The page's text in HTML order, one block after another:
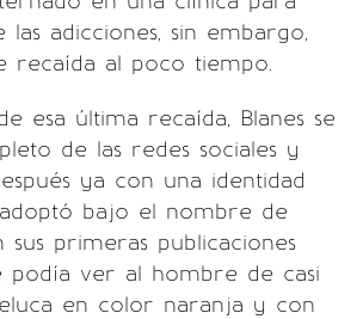
las adicciones, sin embargo,
recaída al poco tiempo.
esa última recaída, Blanes se
de las redes sociales y
ya con una identidad
bajo el nombre de
sus primeras publicaciones
podía ver al hombre de casi
en color naranja y con